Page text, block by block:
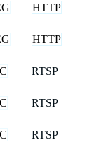
HTTP
HTTP
RTSP
RTSP
RTSP